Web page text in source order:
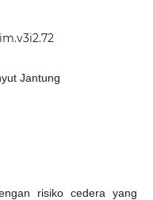
Jantung
risiko cedera yang